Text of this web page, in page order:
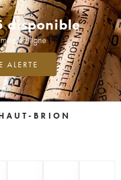
disponible
en ligne
ALERTE
BRION